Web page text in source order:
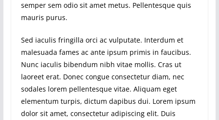
semper sem odio sit amet metus. Pellentesque quis
mauris purus.
Sed iaculis fringilla orci ac vulputate. Interdum et
malesuada fames ac ante ipsum primis in faucibus.
Nunc iaculis bibendum nibh vitae mollis. Cras ut
laoreet erat. Donec congue consectetur diam, nec
sodales lorem pellentesque vitae. Aliquam eget
elementum turpis, dictum dapibus dui. Lorem ipsum
dolor sit amet, consectetur adipiscing elit. Duis